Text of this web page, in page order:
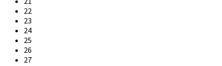
22
23
24
25
26
27